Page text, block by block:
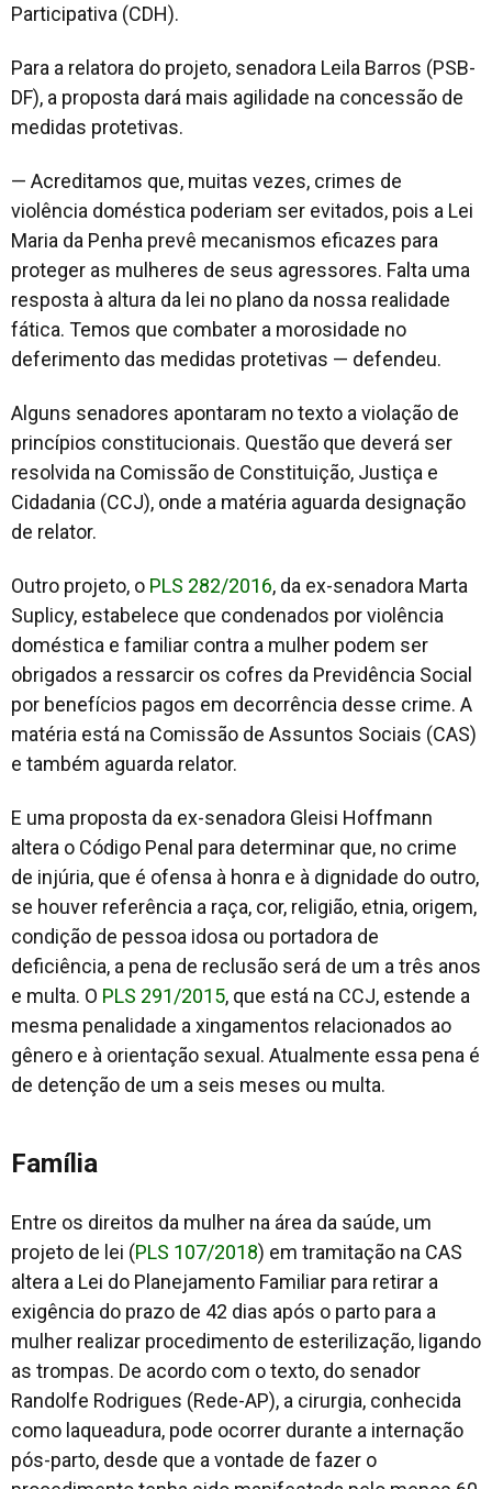
Participativa (CDH).
Para a relatora do projeto, senadora Leila Barros (PSB-
DF), a proposta dará mais agilidade na concessão de
medidas protetivas.
— Acreditamos que, muitas vezes, crimes de
violência doméstica poderiam ser evitados, pois a Lei
Maria da Penha prevê mecanismos eficazes para
proteger as mulheres de seus agressores. Falta uma
resposta à altura da lei no plano da nossa realidade
fática. Temos que combater a morosidade no
deferimento das medidas protetivas — defendeu.
Alguns senadores apontaram no texto a violação de
princípios constitucionais. Questão que deverá ser
resolvida na Comissão de Constituição, Justiça e
Cidadania (CCJ), onde a matéria aguarda designação
de relator.
Outro projeto, o PLS 282/2016, da ex-senadora Marta
Suplicy, estabelece que condenados por violência
doméstica e familiar contra a mulher podem ser
obrigados a ressarcir os cofres da Previdência Social
por benefícios pagos em decorrência desse crime. A
matéria está na Comissão de Assuntos Sociais (CAS)
e também aguarda relator.
E uma proposta da ex-senadora Gleisi Hoffmann
altera o Código Penal para determinar que, no crime
de injúria, que é ofensa à honra e à dignidade do outro,
se houver referência a raça, cor, religião, etnia, origem,
condição de pessoa idosa ou portadora de
deficiência, a pena de reclusão será de um a três anos
e multa. O PLS 291/2015, que está na CCJ, estende a
mesma penalidade a xingamentos relacionados ao
gênero e à orientação sexual. Atualmente essa pena é
de detenção de um a seis meses ou multa.
Família
Entre os direitos da mulher na área da saúde, um
projeto de lei (PLS 107/2018) em tramitação na CAS
altera a Lei do Planejamento Familiar para retirar a
exigência do prazo de 42 dias após o parto para a
mulher realizar procedimento de esterilização, ligando
as trompas. De acordo com o texto, do senador
Randolfe Rodrigues (Rede-AP), a cirurgia, conhecida
como laqueadura, pode ocorrer durante a internação
pós-parto, desde que a vontade de fazer o